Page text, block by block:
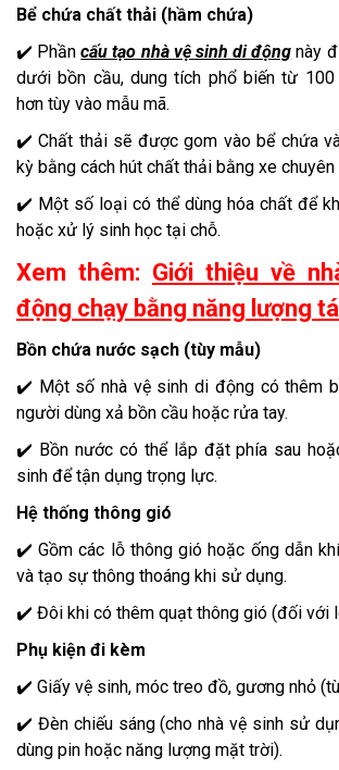
Bể chứa chất thải (hầm chứa)
✔️ Phầncấu tạo nhà vệ sinh di động này
dưới bồn cầu, dung tích phổ biến từ
hơn tùy vào mẫu mã.
✔️ Chất thải sẽ được gom vào bể chứa
kỳ bằng cách hút chất thải bằng xe chuyên
✔️ Một số loại có thể dùng hóa chất để
hoặc xử lý sinh học tại chỗ.
Xem thêm: Giới thiệu về
động chạy bằng năng lượng
Bồn chứa nước sạch (tùy mẫu)
✔️ Một số nhà vệ sinh di động có thêm
người dùng xả bồn cầu hoặc rửa tay.
✔️ Bồn nước có thể lắp đặt phía sau
sinh để tận dụng trọng lực.
Hệ thống thông gió
✔️ Gồm các lỗ thông gió hoặc ống dẫn
và tạo sự thông thoáng khi sử dụng.
✔️ Đôi khi có thêm quạt thông gió (đối với
Phụ kiện đi kèm
✔️ Giấy vệ sinh, móc treo đồ, gương nhỏ
✔️ Đèn chiếu sáng (cho nhà vệ sinh sử
dùng pin hoặc năng lượng mặt trời).